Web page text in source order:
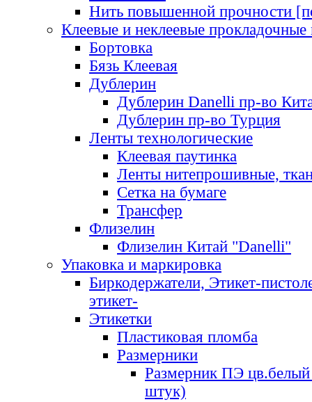
Нить повышенной прочности
Клеевые и неклеевые прокладочные
Бортовка
Бязь Клеевая
Дублерин
Дублерин Danelli пр-во
Дублерин пр-во Турция
Ленты технологические
Клеевая паутинка
Ленты нитепрошивные,
Сетка на бумаге
Трансфер
Флизелин
Флизелин Китай "Danelli"
Упаковка и маркировка
Биркодержатели, Этикет-
этикет-
Этикетки
Пластиковая пломба
Размерники
Размерник ПЭ цв.белый
штук)